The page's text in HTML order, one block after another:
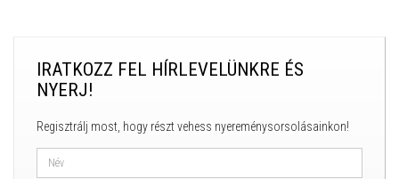
IRATKOZZ FEL HÍRLEVELÜNKRE ÉS
NYERJ!
Regisztrálj most, hogy részt vehess nyereménysorsolásainkon!